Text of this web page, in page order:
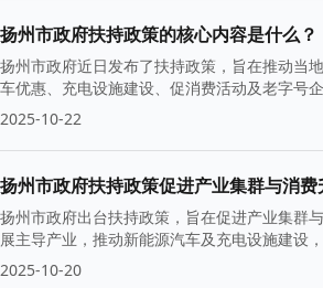
扬州市政府扶持政策的核心内容是什么？
扬州市政府近日发布了扶持政策，旨在推动当
车优惠、充电设施建设、促消费活动及老字号
2025-10-22
扬州市政府扶持政策促进产业集群与消
扬州市政府出台扶持政策，旨在促进产业集群
展主导产业，推动新能源汽车及充电设施建设
2025-10-20